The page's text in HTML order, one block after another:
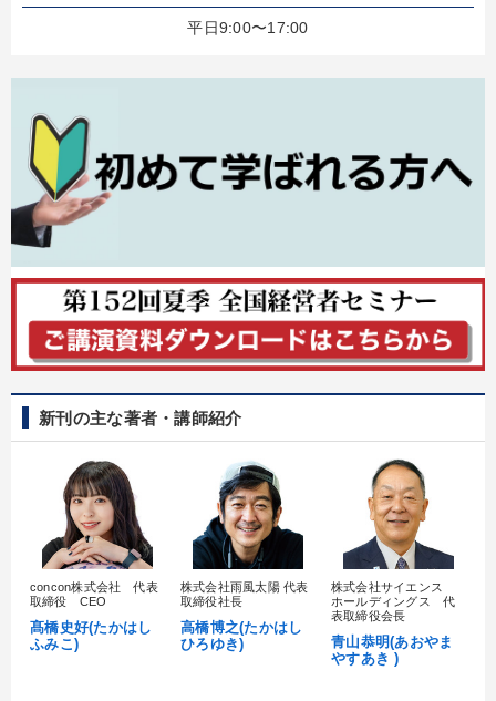
平日9:00〜17:00
新刊の主な著者・講師紹介
concon株式会社 代表
取締役 CEO
髙橋史好(たかはし
ふみこ)
株式会社雨風太陽 代表
取締役社長
高橋博之(たかはし
ひろゆき)
株式会社サイエンス
ホールディングス 代
表取締役会長
青山恭明(あおやま
やすあき )